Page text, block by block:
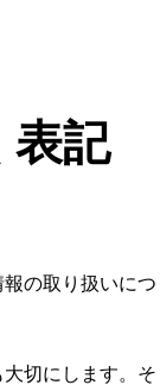
表記
の取り扱いにつ
切にします。そ